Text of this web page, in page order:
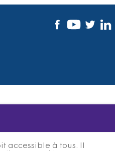
accessible à tous. Il